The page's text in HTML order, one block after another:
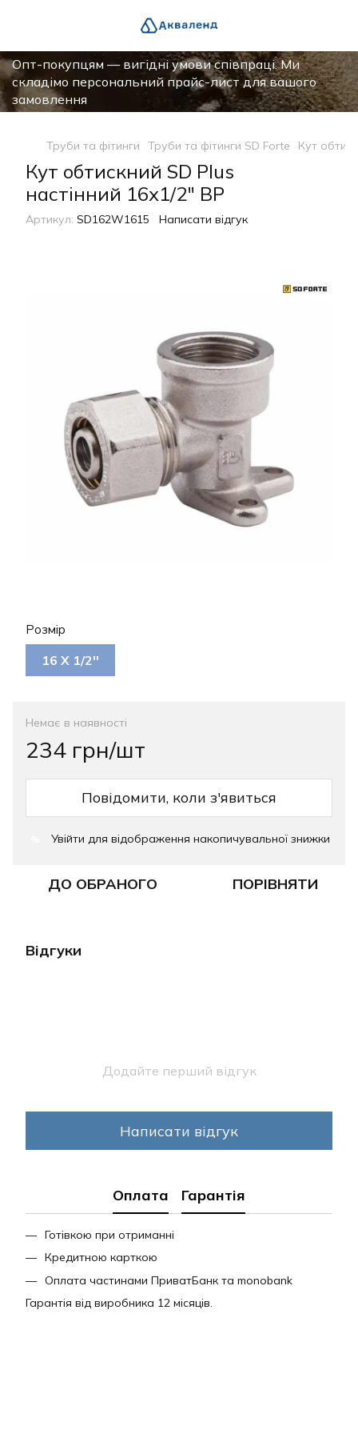
Опт-покупцям — вигідні умови співпраці. Ми
складімо персональний прайс-лист для вашого
замовлення
Труби та фітинги Труби та фітинги SD Forte Кут
Кут обтискний SD Plus
настінний 16х1/2" ВР
Артикул: SD162W1615 Написати відгук
Розмір
16 Х 1/2''
Немає в наявності
234 грн/шт
Повідомити, коли з'явиться
Увійти для відображення накопичувальної знижки
ДО ОБРАНОГО ПОРІВНЯТИ
Відгуки
Додайте перший відгук
Написати відгук
Оплата Гарантія
Готівкою при отриманні
Кредитною карткою
Оплата частинами ПриватБанк та monobank
Гарантія від виробника 12 місяців.